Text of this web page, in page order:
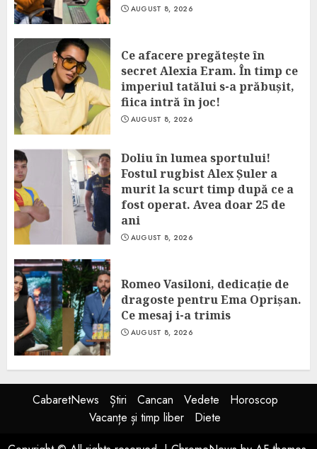
AUGUST 8, 2026
Ce afacere pregătește în
secret Alexia Eram. În timp ce
imperiul tatălui s-a prăbușit,
fiica intră în joc!
AUGUST 8, 2026
Doliu în lumea sportului!
Fostul rugbist Alex Șuler a
murit la scurt timp după ce a
fost operat. Avea doar 25 de
ani
AUGUST 8, 2026
Romeo Vasiloni, dedicație de
dragoste pentru Ema Oprișan.
Ce mesaj i-a trimis
AUGUST 8, 2026
CabaretNews Știri Cancan Vedete
Horoscop
Vacanțe și timp liber
Diete